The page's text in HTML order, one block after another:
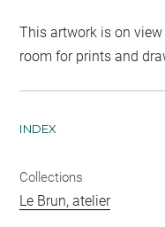
This artwork is on
room for prints and
INDEX
Collections
Le Brun, atelier